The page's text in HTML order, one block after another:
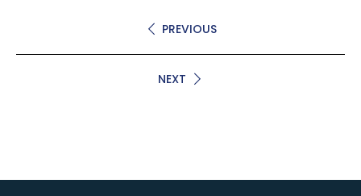
PREVIOUS
NEXT